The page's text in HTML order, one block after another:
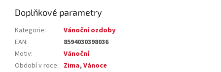
Doplňkové parametry
Kategorie:
Vánoční ozdoby
EAN:
8594030398036
Motiv:
Vánoční
Období v roce: Zima, Vánoce